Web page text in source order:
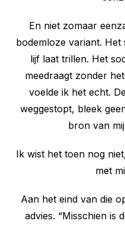
En niet zomaar
bodemloze variant. Het
lijf laat trillen. Het
meedraagt zonder
voelde ik het echt.
weggestopt, bleek
bron van
Ik wist het toen nog
met
Aan het eind van die
advies. “Misschien is